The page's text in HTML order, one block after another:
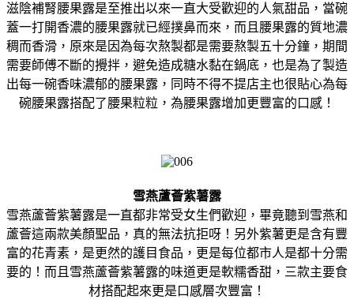
滋陰補腎腰果露是至推出以來一直大受歡迎的人氣甜品，當碗
蓋一打開香濃的腰果露就已經撲鼻而來，而且腰果露的質地濃
稠而香滑，原來是因為每次熬製都是需要熬製五十分鐘，期間
需要師傅不斷的攪拌，避免造成糖水黏在鍋底，也是為了製造
出每一碗香味濃郁的腰果露，同時不得不提店主也很貼心為每
碗腰果露搭配了腰果粒粒，為腰果露增加更豐富的口感！
雪燕蘆薈紫薯露
雪燕蘆薈紫薯露是一直都非常受女生們歡迎，畢竟聽到雪燕和
蘆薈這兩款美顏聖品，真的無法抗拒呀！另外紫薯更是含有豐
富的花青素，是更然的護目食品，更是每位都市人是都十分需
要的！而且雪燕蘆薈紫薯露的味道更是軟糯香甜，三款主要食
材搭配起來更是口感層次豐富！